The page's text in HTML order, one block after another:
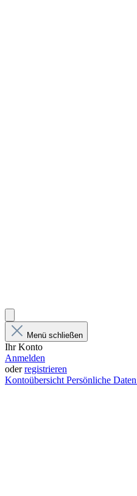
Menü schließen
Ihr Konto
Anmelden
oderregistrieren
KontoübersichtPersönliche Daten